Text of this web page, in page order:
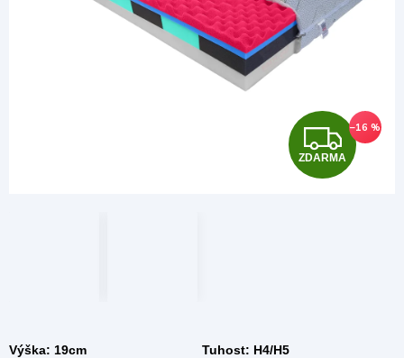
Z
D
ZDARMA
–16 %
Výška: 19cm Tuhost: H4/H5